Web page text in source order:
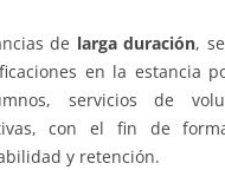
de larga duración,
en la estancia
servicios de
con el fin de
y retención.